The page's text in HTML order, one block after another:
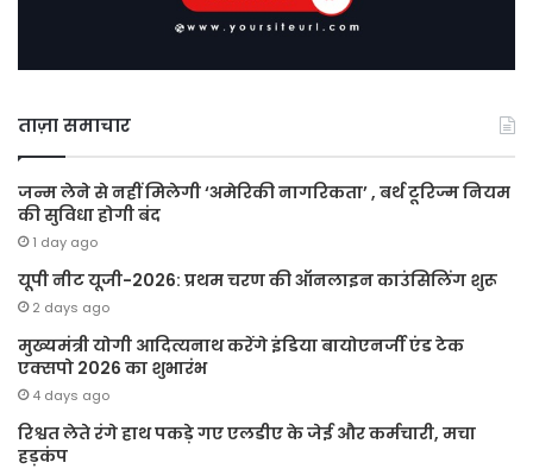
ताज़ा समाचार
जन्म लेने से नहीं मिलेगी ‘अमेरिकी नागरिकता’ , बर्थ टूरिज्म नियम
की सुविधा होगी बंद
1 day ago
यूपी नीट यूजी-2026: प्रथम चरण की ऑनलाइन काउंसिलिंग शुरू
2 days ago
मुख्यमंत्री योगी आदित्यनाथ करेंगे इंडिया बायोएनर्जी एंड टेक
एक्सपो 2026 का शुभारंभ
4 days ago
रिश्वत लेते रंगे हाथ पकड़े गए एलडीए के जेई और कर्मचारी, मचा
हड़कंप